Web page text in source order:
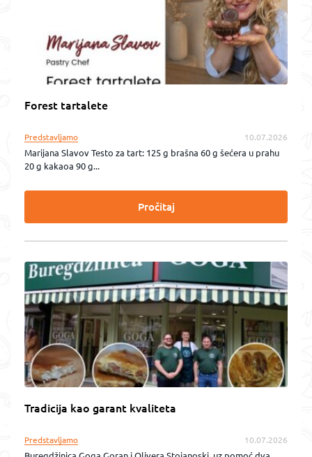
Forest tartalete
Predstavljamo 10.07.2026
Marijana Slavov Testo za tart: 125 g brašna 60 g šećera u prahu
20 g kakaoa 90 g...
Pročitaj
Tradicija kao garant kvaliteta
Predstavljamo 10.07.2026